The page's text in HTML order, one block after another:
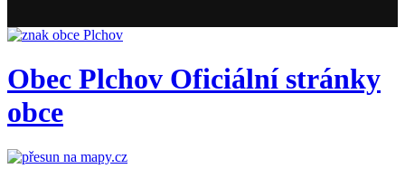
Obec Plchov Oficiální stránky
obce